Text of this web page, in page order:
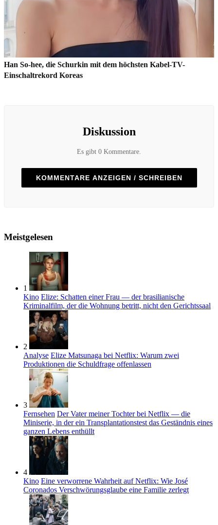
Han So-hee, die Schurkin mit dem höchsten Kabel-TV-
Einschaltrekord Koreas
Diskussion
Es gibt 0 Kommentare.
KOMMENTARE ANZEIGEN / SCHREIBEN
Meistgelesen
1
Kino Elize: Schatten einer Frau — der brasilianische
Kriminalfilm, der die Wohnung betritt, nicht den Gerichtssaal
2
Analyse Elize Matsunaga bei Netflix: Warum zwei
Produktionen die Schuldfrage offenlassen
3
Fernsehen Der Vater meiner Tochter bei Netflix — die
Miniserie, in der ein Transplantationstest das Geständnis eines
ganzen Lebens enthüllt
4
Kino Eine verworrene Wahrheit auf Netflix: Wie José
Coronados Verschwörungsglaube eine Familie zerlegt